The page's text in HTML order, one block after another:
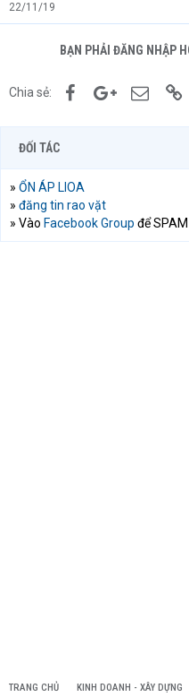
22/11/19
BẠN PHẢI ĐĂNG NHẬP
Chia sẻ: FacebookGoogle+Email
ĐỐI TÁC
» ỔN ÁP LIOA
» đăng tin rao vặt
» Vào Facebook Group để SPAM
TRANG CHỦ KINH DOANH - XÂY DỰNG